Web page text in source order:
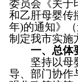
委员会《关于
和乙肝母婴传
年)的通知》
制定我市实施
一、总体
坚持以母婴
导、部门协作